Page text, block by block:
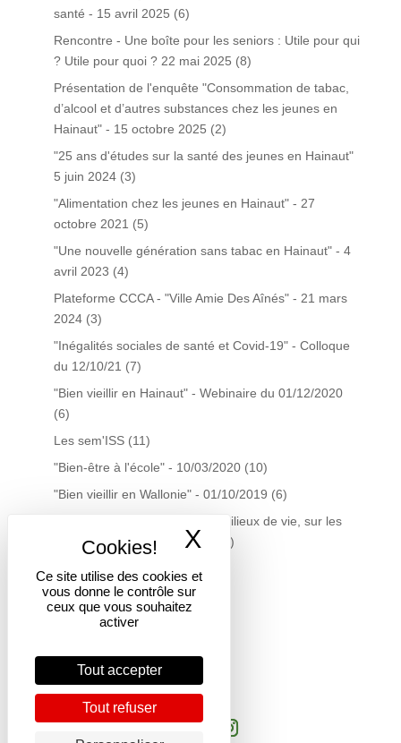
Ce site utilise des cookies et
vous donne le contrôle sur
ceux que vous souhaitez
activer
Tout accepter
Tout refuser
X Masquer le
santé - 15 avril 2025 (6)
Rencontre - Une boîte pour les seniors : Utile pour qui
? Utile pour quoi ? 22 mai 2025 (8)
Présentation de l'enquête "Consommation de tabac,
d’alcool et d’autres substances chez les jeunes en
Hainaut" - 15 octobre 2025 (2)
"25 ans d'études sur la santé des jeunes en Hainaut"
5 juin 2024 (3)
"Alimentation chez les jeunes en Hainaut" - 27
octobre 2021 (5)
"Une nouvelle génération sans tabac en Hainaut" - 4
avril 2023 (4)
Plateforme CCCA - "Ville Amie Des Aînés" - 21 mars
2024 (3)
"Inégalités sociales de santé et Covid-19" - Colloque
du 12/10/21 (7)
"Bien vieillir en Hainaut" - Webinaire du 01/12/2020
(6)
Les sem'ISS (11)
"Bien-être à l'école" - 10/03/2020 (10)
"Bien vieillir en Wallonie" - 01/10/2019 (6)
La gestion du tabac dans les milieux de vie, sur les
territoires… quelles actions?
(7)
Plateforme Santé Précarité
Centre de documentation (19)
Infolettres du Centre doc